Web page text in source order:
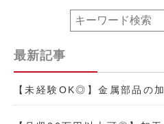
最新記事
【未経験OK◎】金属部品の